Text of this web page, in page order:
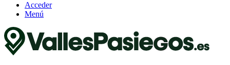
Acceder
Menú